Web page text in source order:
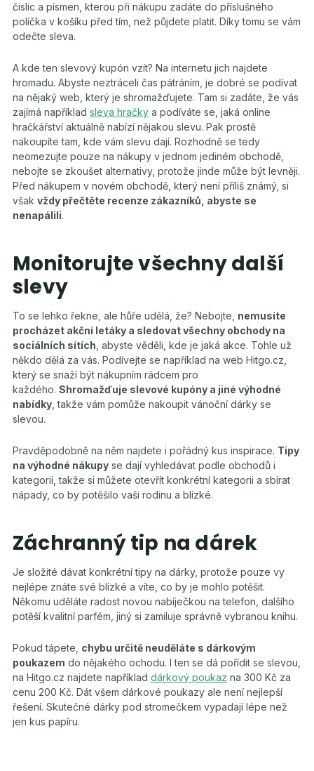
číslic a písmen, kterou při nákupu zadáte do příslušného
políčka v košíku před tím, než půjdete platit. Díky tomu se vám
odečte sleva.
A kde ten slevový kupón vzít? Na internetu jich najdete
hromadu. Abyste neztráceli čas pátráním, je dobré se podívat
na nějaký web, který je shromažďujete. Tam si zadáte, že vás
zajímá například sleva hračky a podíváte se, jaká online
hračkářství aktuálně nabízí nějakou slevu. Pak prostě
nakoupíte tam, kde vám slevu dají. Rozhodně se tedy
neomezujte pouze na nákupy v jednom jediném obchodě,
nebojte se zkoušet alternativy, protože jinde může být levněji.
Před nákupem v novém obchodě, který není příliš známý, si
však vždy přečtěte recenze zákazníků, abyste se
nenapálili.
Monitorujte všechny další
slevy
To se lehko řekne, ale hůře udělá, že? Nebojte, nemusíte
procházet akční letáky a sledovat všechny obchody na
sociálních sítích , abyste věděli, kde je jaká akce. Tohle už
někdo dělá za vás. Podívejte se například na web Hitgo.cz,
který se snaží být nákupním rádcem pro
každého. Shromažďuje slevové kupóny a jiné výhodné
nabídky , takže vám pomůže nakoupit vánoční dárky se
slevou.
Pravděpodobně na něm najdete i pořádný kus inspirace. Tipy
na výhodné nákupy se dají vyhledávat podle obchodů i
kategorií, takže si můžete otevřít konkrétní kategorii a sbírat
nápady, co by potěšilo vaši rodinu a blízké.
Záchranný tip na dárek
Je složité dávat konkrétní tipy na dárky, protože pouze vy
nejlépe znáte své blízké a víte, co by je mohlo potěšit.
Někomu uděláte radost novou nabíječkou na telefon, dalšího
potěší kvalitní parfém, jiný si zamiluje správně vybranou knihu.
Pokud tápete, chybu určitě neuděláte s dárkovým
poukazem do nějakého ochodu. I ten se dá pořídit se slevou,
na Hitgo.cz najdete například dárkový poukaz na 300 Kč za
cenu 200 Kč. Dát všem dárkové poukazy ale není nejlepší
řešení. Skutečné dárky pod stromečkem vypadají lépe než
jen kus papíru.